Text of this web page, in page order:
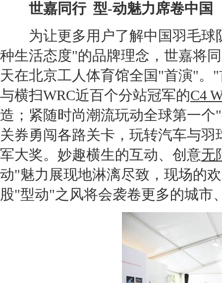
世嘉同行 型-动魅力席卷中国
为让更多用户了解中国羽毛球
种生活态度"的品牌理念， 世嘉将
天在北京工人体育馆全国"首演"。
与横扫WRC近百个分站冠军的C4
造；紧随时尚潮流玩动全球第一个
关券勇闯各路关卡，玩转汽车与
军大奖。妙趣横生的互动、创意无
动"魅力展现地淋漓尽致，现场的
股"型动"之风将会袭卷更多的城市